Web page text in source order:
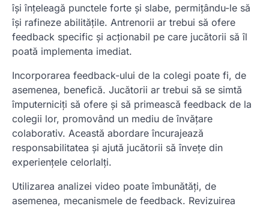
își înțeleagă punctele forte și slabe, permițându-le să
își rafineze abilitățile. Antrenorii ar trebui să ofere
feedback specific și acționabil pe care jucătorii să îl
poată implementa imediat.
Incorporarea feedback-ului de la colegi poate fi, de
asemenea, benefică. Jucătorii ar trebui să se simtă
împuterniciți să ofere și să primească feedback de la
colegii lor, promovând un mediu de învățare
colaborativ. Această abordare încurajează
responsabilitatea și ajută jucătorii să învețe din
experiențele celorlalți.
Utilizarea analizei video poate îmbunătăți, de
asemenea, mecanismele de feedback. Revizuirea